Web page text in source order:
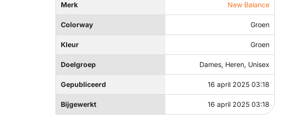
Merk New Balance
Colorway Groen
Kleur Groen
Doelgroep Dames, Heren, Unisex
Gepubliceerd 16 april 2025 03:18
Bijgewerkt 16 april 2025 03:18